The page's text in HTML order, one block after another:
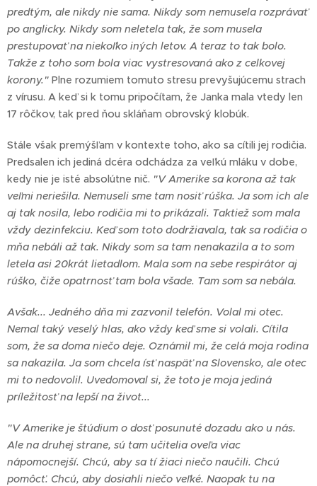
predtým, ale nikdy nie sama. Nikdy som nemusela rozprávať
po anglicky. Nikdy som neletela tak, že som musela
prestupovať na niekoľko iných letov. A teraz to tak bolo.
Takže z toho som bola viac vystresovaná ako z celkovej
korony." Plne rozumiem tomuto stresu prevyšujúcemu strach
z vírusu. A keď si k tomu pripočítam, že Janka mala vtedy len
17 rôčkov, tak pred ňou skláňam obrovský klobúk.
Stále však premýšľam v kontexte toho, ako sa cítili jej rodičia.
Predsalen ich jediná dcéra odchádza za veľkú mláku v dobe,
kedy nie je isté absolútne nič. "V Amerike sa korona až tak
veľmi neriešila. Nemuseli sme tam nosiť rúška. Ja som ich ale
aj tak nosila, lebo rodičia mi to prikázali. Taktiež som mala
vždy dezinfekciu. Keď som toto dodržiavala, tak sa rodičia o
mňa nebáli až tak. Nikdy som sa tam nenakazila a to som
letela asi 20krát lietadlom. Mala som na sebe respirátor aj
rúško, čiže opatrnosť tam bola všade. Tam som sa nebála.
Avšak... Jedného dňa mi zazvonil telefón. Volal mi otec.
Nemal taký veselý hlas, ako vždy keď sme si volali. Cítila
som, že sa doma niečo deje. Oznámil mi, že celá moja rodina
sa nakazila. Ja som chcela ísť naspäť na Slovensko, ale otec
mi to nedovolil. Uvedomoval si, že toto je moja jediná
príležitosť na lepší na život...
"V Amerike je štúdium o dosť posunuté dozadu ako u nás.
Ale na druhej strane, sú tam učitelia oveľa viac
nápomocnejší. Chcú, aby sa tí žiaci niečo naučili. Chcú
pomôcť. Chcú, aby dosiahli niečo veľké. Naopak tu na